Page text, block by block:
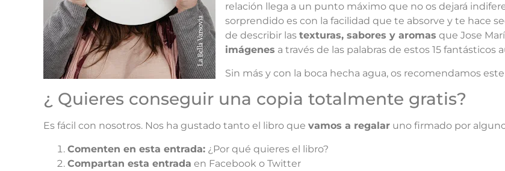
relación llega a un punto máximo que no os dejará
sorprendido es con la facilidad que te absorve y te hace
de describir las texturas, sabores y aromas que Jose
imágenes a través de las palabras de estos 15 fantásticos
Sin más y con la boca hecha agua, os recomendamos
¿ Quieres conseguir una copia totalmente gratis?
Es fácil con nosotros. Nos ha gustado tanto el libro que vamos a regalar uno firmado por
Comenten en esta entrada: ¿Por qué quieres el libro?
Compartan esta entrada en Facebook o Twitter